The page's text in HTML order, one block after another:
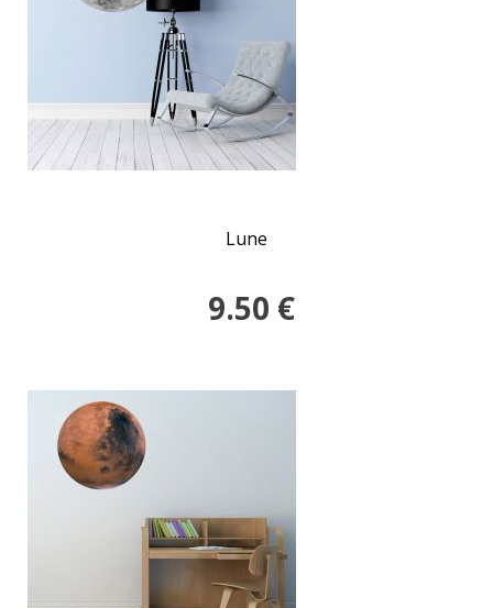
Lune
9.50 €